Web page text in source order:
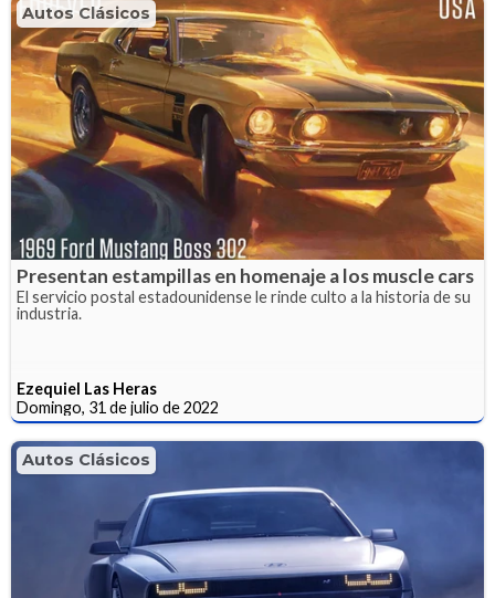
Autos Clásicos
Presentan estampillas en homenaje a los muscle cars
El servicio postal estadounidense le rinde culto a la historia de su
industria.
Ezequiel Las Heras
Domingo, 31 de julio de 2022
Autos Clásicos